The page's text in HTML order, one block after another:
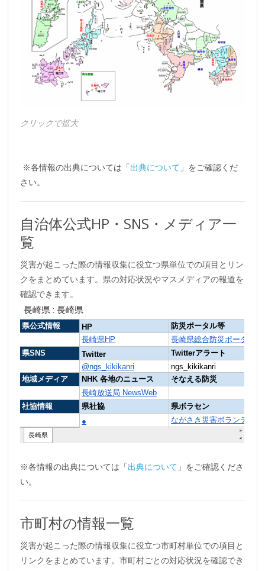
クリックで拡大
※各情報の出典については「出典について 」をご確認くだ
さい。
自治体公式HP・SNS・メディア一
覧
災害が起こった際の情報収集に役立つ県単位での項目とリン
クをまとめています。県の対応状況やマスメディアの報道を
確認できます。
※各情報の出典については「出典について 」をご確認くださ
い。
市町村の情報一覧
災害が起こった際の情報収集に役立つ市町村単位での項目と
リンクをまとめています。市町村ごとの対応状況を確認でき